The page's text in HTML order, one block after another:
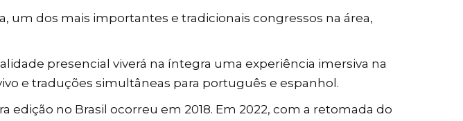
um dos mais importantes e tradicionais congressos na área,
presencial viverá na íntegra uma experiência imersiva na
e traduções simultâneas para português e espanhol.
edição no Brasil ocorreu em 2018. Em 2022, com a retomada do